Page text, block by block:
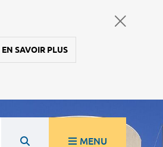
EN SAVOIR PLUS
MENU